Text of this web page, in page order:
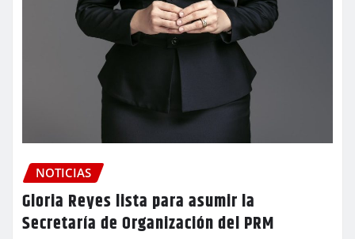
NOTICIAS
Gloria Reyes lista para asumir la
Secretaría de Organización del PRM